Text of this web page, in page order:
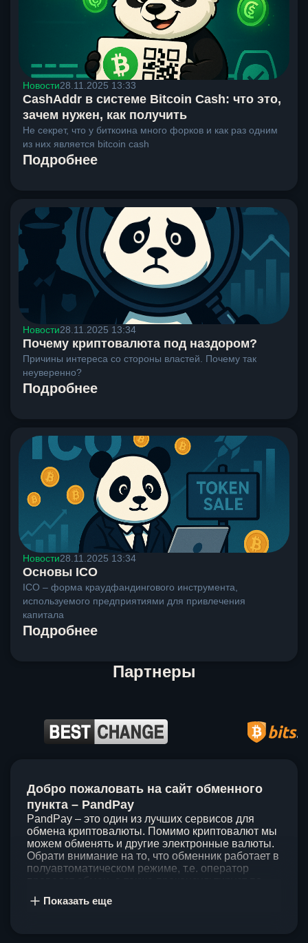
Новости28.11.2025 13:33
CashAddr в системе Bitcoin Cash: что это,
зачем нужен, как получить
Не секрет, что у биткоина много форков и как раз одним
из них является bitcoin cash
Подробнее
Новости28.11.2025 13:34
Почему криптовалюта под наздором?
Причины интереса со стороны властей. Почему так
неуверенно?
Подробнее
Новости28.11.2025 13:34
Основы ICO
ICO – форма краудфандингового инструмента,
используемого предприятиями для привлечения
капитала
Подробнее
Партнеры
Добро пожаловать на сайт обменного
пункта – PandPay
PandPay – это один из лучших сервисов для
обмена криптовалюты. Помимо криптовалют мы
можем обменять и другие электронные валюты.
Обрати внимание на то, что обменник работает в
полуавтоматическом режиме, т.е. оператор
клиентов, поэтому стараемся проводить обмены
Показать еще